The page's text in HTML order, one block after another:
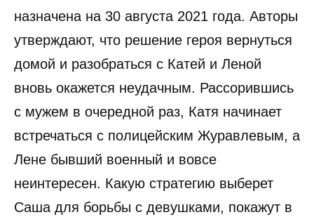
назначена на 30 августа 2021 года. Авторы
утверждают, что решение героя вернуться
домой и разобраться с Катей и Леной
вновь окажется неудачным. Рассорившись
с мужем в очередной раз, Катя начинает
встречаться с полицейским Журавлевым, а
Лене бывший военный и вовсе
неинтересен. Какую стратегию выберет
Саша для борьбы с девушками, покажут в